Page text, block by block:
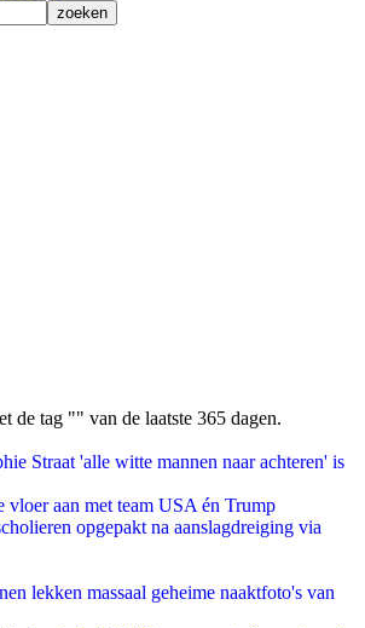
de tag "" van de laatste 365 dagen.
Straat 'alle witte mannen naar achteren' is
vloer aan met team USA én Trump
opgepakt na aanslagdreiging via
lekken massaal geheime naaktfoto's van